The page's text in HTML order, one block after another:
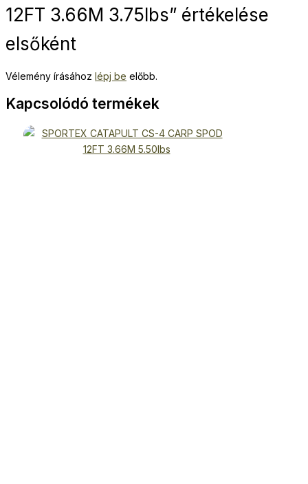
12FT 3.66M 3.75lbs” értékelése
elsőként
Vélemény írásához lépj be előbb.
Kapcsolódó termékek